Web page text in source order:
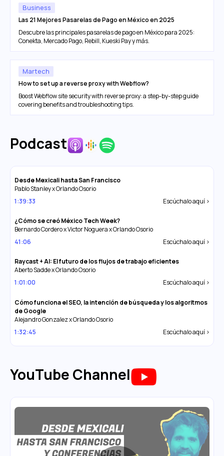
Business
Las 21 Mejores Pasarelas de Pago en México en 2025
Descubre las principales pasarelas de pago en México para 2025:
Conekta, Mercado Pago, Rebill, Kueski Pay y más.
Martech
How to set up a reverse proxy with Webflow?
Boost Webflow site security with reverse proxy: a step-by-step guide
covering benefits and troubleshooting tips.
Podcast
Desde Mexicali hasta San Francisco
Pablo Stanley x Orlando Osorio
1:39:33
Escúchalo aquí >
¿Cómo se creó México Tech Week?
Bernardo Cordero x Victor Noguera x Orlando Osorio
41:06
Escúchalo aquí >
Raycast + AI: El futuro de los flujos de trabajo eficientes
Aberto Sadde x Orlando Osorio
1:01:00
Escúchalo aquí >
Cómo funciona el SEO, la intención de búsqueda y los algoritmos
de Google
Alejandro Gonzalez x Orlando Osorio
1:32:45
Escúchalo aquí >
YouTube Channel